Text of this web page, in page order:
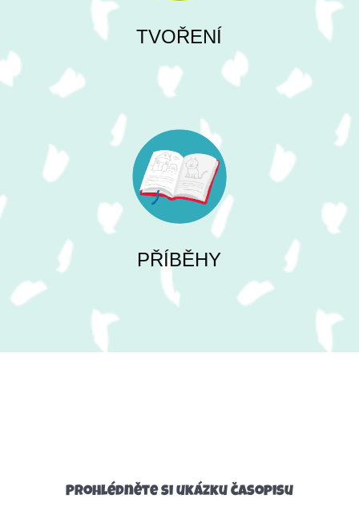
TVOŘENÍ
PŘÍBĚHY
Prohlédněte si ukázku časopisu